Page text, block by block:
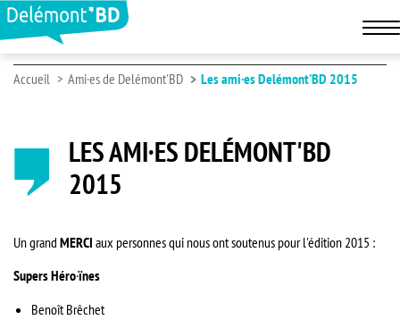
Accueil Ami·es de Delémont'BD Les ami·es Delémont'BD 2015
LES AMI·ES DELÉMONT'BD
2015
Un grand MERCI aux personnes qui nous ont soutenus pour l'édition 2015 :
Supers Héro·ïnes
Benoît Brêchet